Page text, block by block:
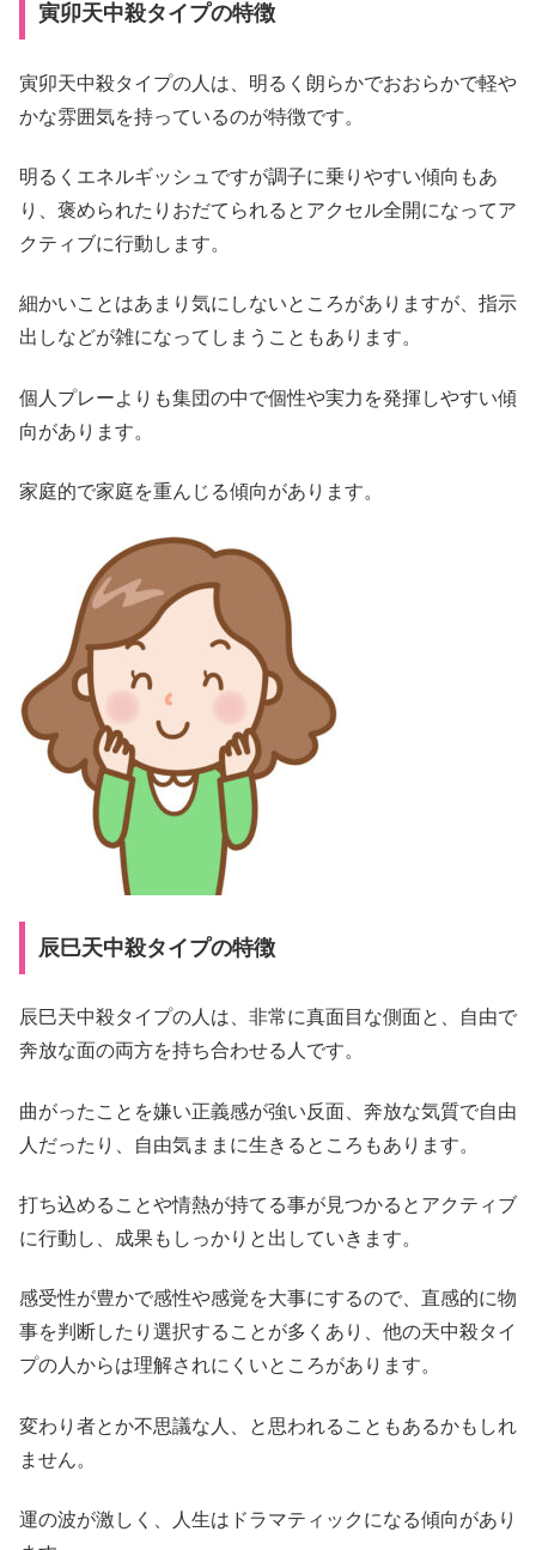
寅卯天中殺タイプの特徴
寅卯天中殺タイプの人は、明るく朗らかでおおらかで軽や
かな雰囲気を持っているのが特徴です。
明るくエネルギッシュですが調子に乗りやすい傾向もあ
り、褒められたりおだてられるとアクセル全開になってア
クティブに行動します。
細かいことはあまり気にしないところがありますが、指示
出しなどが雑になってしまうこともあります。
個人プレーよりも集団の中で個性や実力を発揮しやすい傾
向があります。
家庭的で家庭を重んじる傾向があります。
辰巳天中殺タイプの特徴
辰巳天中殺タイプの人は、非常に真面目な側面と、自由で
奔放な面の両方を持ち合わせる人です。
曲がったことを嫌い正義感が強い反面、奔放な気質で自由
人だったり、自由気ままに生きるところもあります。
打ち込めることや情熱が持てる事が見つかるとアクティブ
に行動し、成果もしっかりと出していきます。
感受性が豊かで感性や感覚を大事にするので、直感的に物
事を判断したり選択することが多くあり、他の天中殺タイ
プの人からは理解されにくいところがあります。
変わり者とか不思議な人、と思われることもあるかもしれ
ません。
運の波が激しく、人生はドラマティックになる傾向があり